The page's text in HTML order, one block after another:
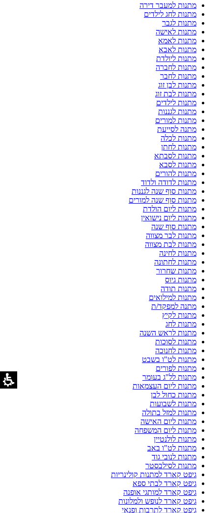
מתנות למעבר דירה
מתנות לחג לילדים
מתנות לגבר
מתנות לאישה
מתנות לאמא
מתנות לאבא
מתנות ליולדת
מתנות לחברה
מתנות לחבר
מתנות לבן זוג
מתנות לבת זוג
מתנות לילדים
מתנות לגננות
מתנות למורים
מתנה לסייעת
מתנות לכלה
מתנות לחתן
מתנות לסבתא
מתנות לסבא
מתנות להורים
מתנות לדודה ולדוד
מתנות סוף שנה לגננות
מתנות סוף שנה למורים
מתנות ליום הולדת
מתנות ליום נישואין
מתנות סוף שנה
מתנות לבר מצווה
מתנות לבת מצווה
מתנות לחינה
מתנות לחתונה
מתנות שחרור
מתנות גיוס
מתנות תודה
מתנות למילואים
מתנה למפקד/ת
מתנות לקיץ
מתנות לחג
מתנות לראש השנה
מתנות לסוכות
מתנות לחנוכה
מתנות לט"ו בשבט
מתנות לפורים
מתנות לל"ג בעומר
מתנות ליום העצמאות
מתנות כחול לבן
מתנות לשבועות
מתנות למזל בתולה
מתנות ליום האישה
מתנות ליום המשפחה
מתנות לולנטיין
מתנות לט"ו באב
מתנות לנובי גוד
מתנות לסילבסטר
גיפט קארד למתנות קולינריות
גיפט קארד לבתי ספא
גיפט קארד למותגי אופנה
גיפט קארד לנופש ולמלונות
גיפט קארד לתרבות ופנאי